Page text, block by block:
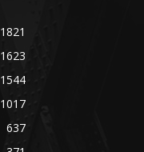
1821
1623
1544
1017
637